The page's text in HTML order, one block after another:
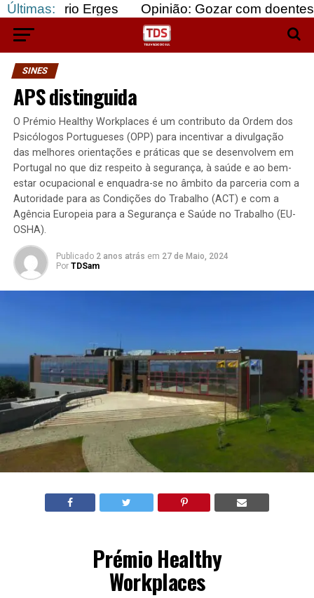
Últimas:
Erges Opinião: Gozar com doentes e bajular
SINES
APS distinguida
O Prémio Healthy Workplaces é um contributo da Ordem dos
Psicólogos Portugueses (OPP) para incentivar a divulgação
das melhores orientações e práticas que se desenvolvem em
Portugal no que diz respeito à segurança, à saúde e ao bem-
estar ocupacional e enquadra-se no âmbito da parceria com a
Autoridade para as Condições do Trabalho (ACT) e com a
Agência Europeia para a Segurança e Saúde no Trabalho (EU-
OSHA).
Publicado 2 anos atrás em 27 de Maio, 2024
Por TDSam
Prémio Healthy
Workplaces